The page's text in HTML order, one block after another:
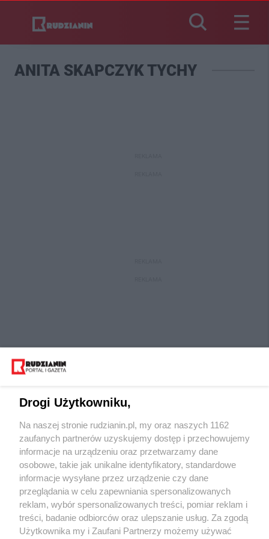
ANITA SKAPCZYK TYCHY
Wydawca mediów lokalnych
Nie zapomnij
zapoznać się z:
polityką prywatności regulamin korzystania z portali
Twojemiasto Skontaktuj sięz nami
Drogi Użytkowniku,
Na naszej stronie rudzianin.pl, my oraz naszych 1162
zaufanych partnerów uzyskujemy dostęp i przechowujemy
informacje na urządzeniu oraz przetwarzamy dane
osobowe, takie jak unikalne identyfikatory, standardowe
informacje wysyłane przez urządzenie czy dane
przeglądania w celu zapewniania spersonalizowanych
reklam, wybór spersonalizowanych treści, pomiar reklam i
treści, badanie odbiorców oraz ulepszanie usług. Za zgodą
Użytkownika my i Zaufani Partnerzy możemy używać